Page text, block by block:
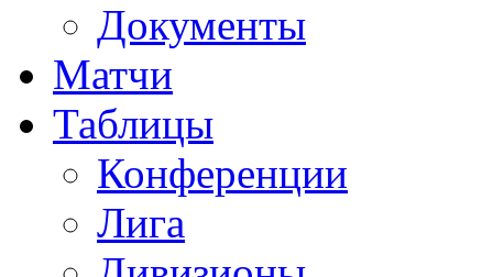
Документы
Матчи
Таблицы
Конференции
Лига